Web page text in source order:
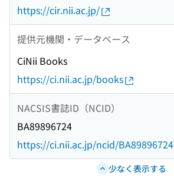
https://cir.nii.ac.jp/
提供元機関・データベース
CiNii Books
https://ci.nii.ac.jp/books
NACSIS書誌ID（NCID）
BA89896724
https://ci.nii.ac.jp/ncid/BA89896724
少なく表示する